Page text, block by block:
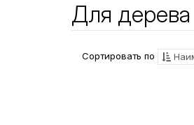
Для
Сортировать по